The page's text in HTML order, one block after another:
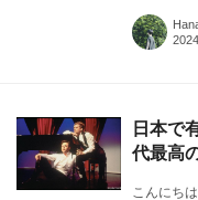
日本で
代最高
こんにち